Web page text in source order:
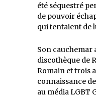
été séquestré
de pouvoir
qui tentaient de
Son cauchemar
discothèque de
Romain et trois
connaissance
au média LGBT